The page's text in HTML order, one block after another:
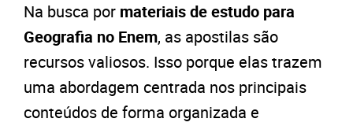
Na busca por materiais de estudo para
Geografia no Enem, as apostilas são
recursos valiosos. Isso porque elas trazem
uma abordagem centrada nos principais
conteúdos de forma organizada e